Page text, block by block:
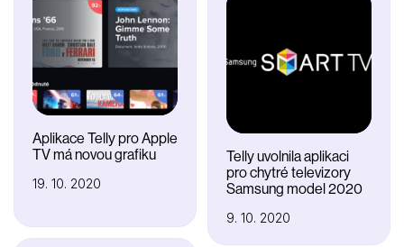
Aplikace Telly pro Apple
TV má novou grafiku
19. 10. 2020
Telly uvolnila aplikaci
pro chytré televizory
Samsung model 2020
9. 10. 2020